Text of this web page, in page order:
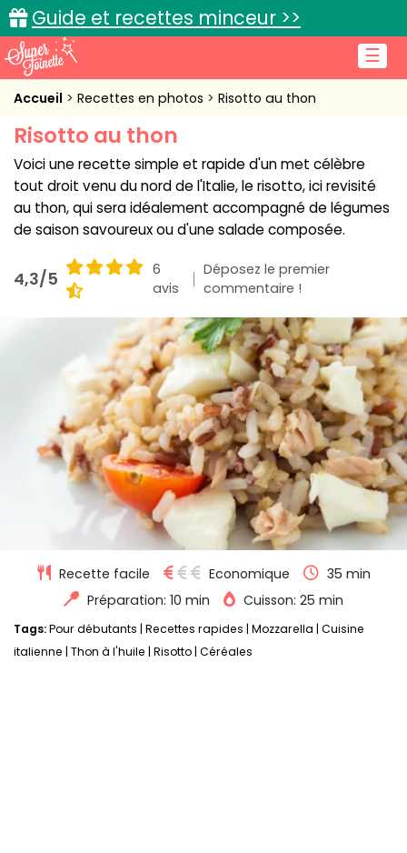
☰
Guide et recettes minceur >>
Accueil
Recettes de cuisine
Cuisine pratique
L'actu cuisine
Accueil Recettes en photos Risotto au thon
Risotto au thon
Voici une recette simple et rapide d'un met célèbre
tout droit venu du nord de l'Italie, le risotto, ici revisité
au thon, qui sera idéalement accompagné de légumes
de saison savoureux ou d'une salade composée.
4,3/5
6
avis
Déposez le premier
commentaire !
Recette facile Economique
35 min
Préparation: 10 min
Cuisson: 25 min
Tags:Pour débutants Recettes rapides Mozzarella Cuisine
italienne Thon à l'huile Risotto Céréales